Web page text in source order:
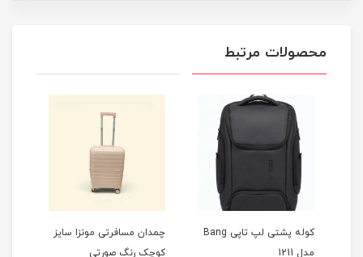
محصولات مرتبط
کوله پشتی لپ تاپی Bang
مدل 1211
چمدان مسافرتی مونزا سایز
کوچک رنگ صورتی